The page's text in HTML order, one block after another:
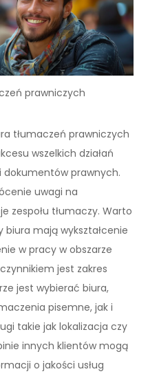
prawniczych
tłumaczeń prawniczych
wszelkich działań
dokumentów prawnych.
uwagi na
zespołu tłumaczy. Warto
mają wykształcenie
w pracy w obszarze
jest zakres
jest wybierać biura,
pisemne, jak i
takie jak lokalizacja czy
innych klientów mogą
o jakości usług